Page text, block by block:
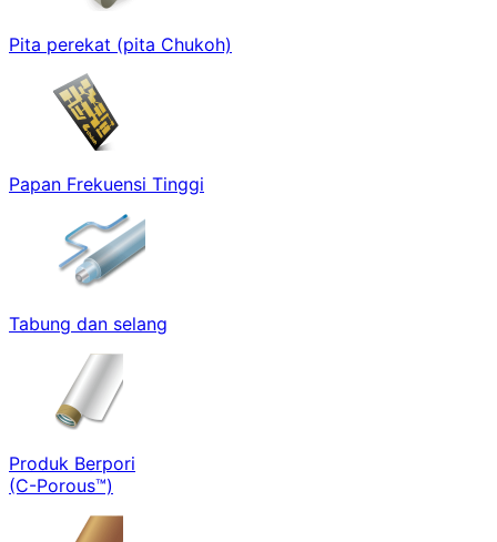
Pita perekat (pita Chukoh)
Papan Frekuensi Tinggi
Tabung dan selang
Produk Berpori
(C-Porous™)